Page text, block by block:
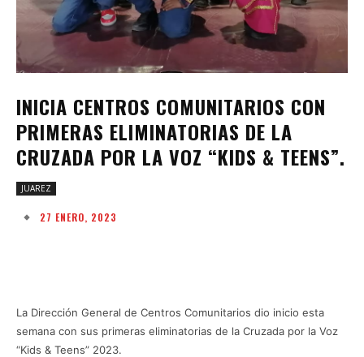
INICIA CENTROS COMUNITARIOS CON
PRIMERAS ELIMINATORIAS DE LA
CRUZADA POR LA VOZ “KIDS & TEENS”.
JUAREZ
27 ENERO, 2023
La Dirección General de Centros Comunitarios dio inicio esta
semana con sus primeras eliminatorias de la Cruzada por la Voz
“Kids & Teens” 2023.